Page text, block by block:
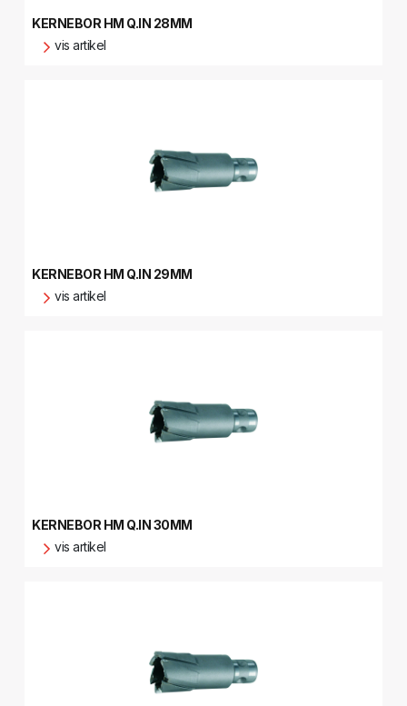
KERNEBOR HM Q.IN 28MM
vis artikel
KERNEBOR HM Q.IN 29MM
vis artikel
KERNEBOR HM Q.IN 30MM
vis artikel